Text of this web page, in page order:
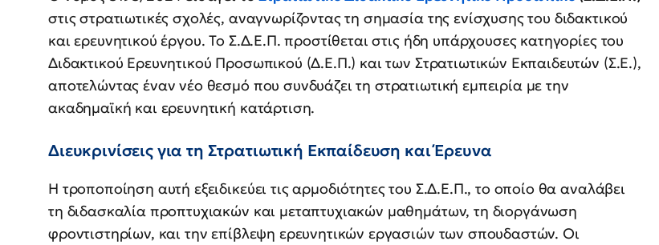
στις στρατιωτικές σχολές, αναγνωρίζοντας τη σημασία της ενίσχυσης του διδακτικού
και ερευνητικού έργου. Το Σ.Δ.Ε.Π. προστίθεται στις ήδη υπάρχουσες κατηγορίες του
Διδακτικού Ερευνητικού Προσωπικού (Δ.Ε.Π.) και των Στρατιωτικών Εκπαιδευτών (Σ.Ε.),
αποτελώντας έναν νέο θεσμό που συνδυάζει τη στρατιωτική εμπειρία με την
ακαδημαϊκή και ερευνητική κατάρτιση.
Διευκρινίσεις για τη Στρατιωτική Εκπαίδευση και Έρευνα
Η τροποποίηση αυτή εξειδικεύει τις αρμοδιότητες του Σ.Δ.Ε.Π., το οποίο θα αναλάβει
τη διδασκαλία προπτυχιακών και μεταπτυχιακών μαθημάτων, τη διοργάνωση
φροντιστηρίων, και την επίβλεψη ερευνητικών εργασιών των σπουδαστών. Οι